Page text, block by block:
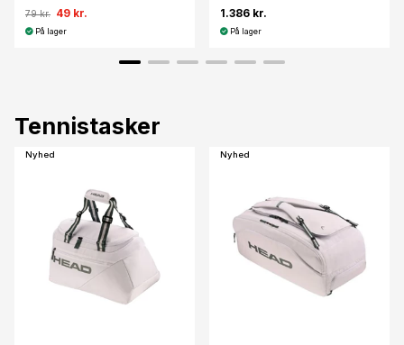
79 kr. 49 kr.
På lager
1.386 kr.
På lager
Tennistasker
Nyhed Nyhed